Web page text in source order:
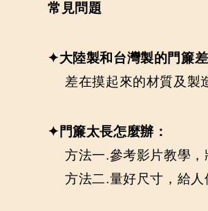
常見問題
✦大陸製和台灣製的門簾差
差在摸起來的材質及製
✦門簾太長怎麼辦：
方法一.參考影片教學，
方法二.量好尺寸，給人